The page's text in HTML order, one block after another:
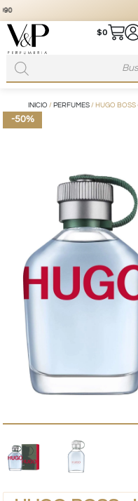
$0
INICIO / PERFUMES / HUGO BOSS
-50%